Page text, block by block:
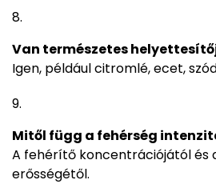
Van természetes
Igen, például citromlé, ecet,
Mitől függ a fehérség
A fehérítő koncentrációjától és
erősségétől.